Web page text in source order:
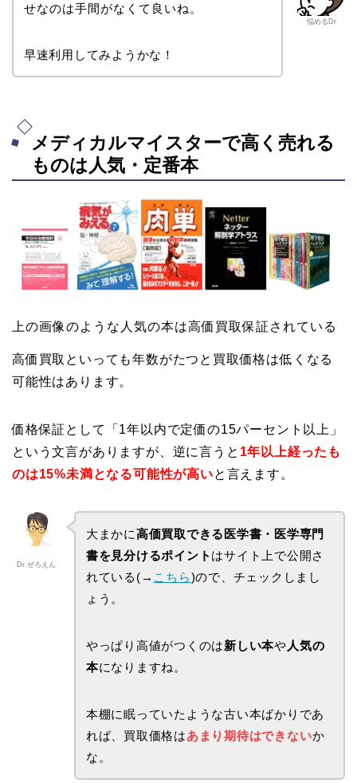
悩めるDr
せなのは手間がなくて良いね。
早速利用してみようかな！
メディカルマイスターで高く売れる
ものは人気・定番本
上の画像のような人気の本は高価買取保証されている
高価買取といっても年数がたつと買取価格は低くなる
可能性はあります。
価格保証として「1年以内で定価の15パーセント以上」
という文言がありますが、逆に言うと 1年以上経ったも
のは15%未満となる可能性が高いと言えます。
Dr.ぜろえん
大まかに高価買取できる医学書・医学専門
書を見分けるポイント はサイト上で公開さ
れている(→ こちら)ので、チェックしまし
ょう。
やっぱり高値がつくのは新しい本や 人気の
本になりますね。
本棚に眠っていたような古い本ばかりであ
れば、買取価格はあまり期待はできないか
な。